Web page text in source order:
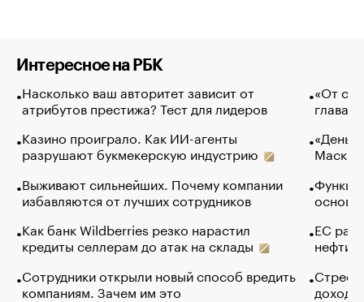
Интересное на РБК
Насколько ваш авторитет зависит от
атрибутов престижа? Тест для лидеров
Казино проиграло. Как ИИ-агенты
разрушают букмекерскую индустрию
Выживают сильнейших. Почему компании
избавляются от лучших сотрудников
Как банк Wildberries резко нарастил
кредиты селлерам до атак на склады
Сотрудники открыли новый способ вредить
компаниям. Зачем им это
«От
глава
Маск в
основ
ЕС
нефти